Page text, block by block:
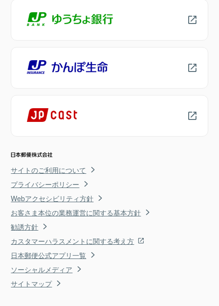
サイトのご利用について
プライバシーポリシー
Webアクセシビリティ方針
お客さま本位の業務運営に関する基本方針
勧誘方針
カスタマーハラスメントに関する考え方
日本郵便公式アプリ一覧
ソーシャルメディア
サイトマップ